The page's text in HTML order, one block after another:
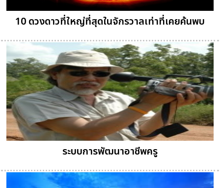
10 ดวงดาวที่ใหญ่ที่สุดในจักรวาลเท่าที่เคยค้นพบ
ระบบการพัฒนาอาชีพครู